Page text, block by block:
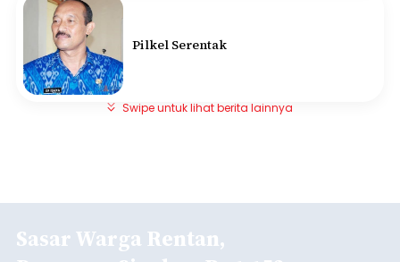
Pilkel Serentak
Swipe untuk lihat berita lainnya
Sasar Warga Rentan,